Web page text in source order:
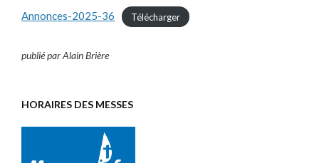
Annonces-2025-36 Télécharger
publié par Alain Brière
HORAIRES DES MESSES